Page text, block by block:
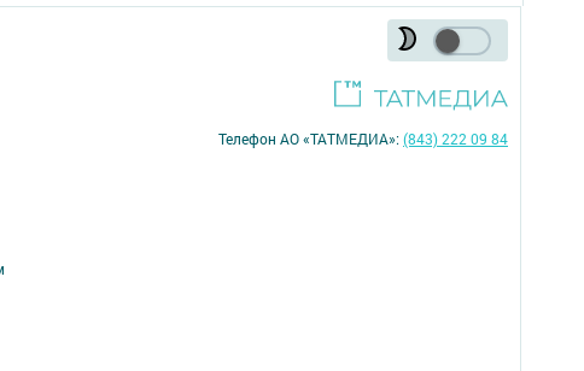
Телефон АО «ТАТМЕДИА»:(843) 222 09 84